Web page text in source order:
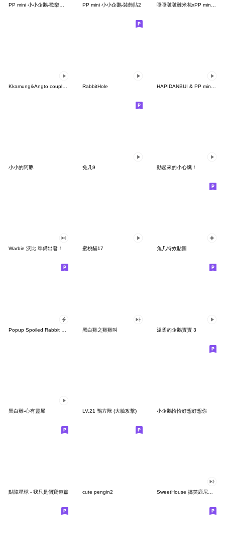
PP mini 小小企鵝-歡樂動物園派對 PP mini 小小企鵝-裝飾貼2 嗶嗶啵啵雞米花xPP mini 小小企鵝
RabbitHole
小小的阿豚 兔几9 動起來的小心臟！
Warbie 沃比 準備出發！ 蜜桃貓17 兔几特效貼圖
黑白雞之雞雞叫 溫柔的企鵝寶寶 3
黑白雞-心有靈犀 LV.21 鴨方獸 (大臉攻擊) 小企鵝恰恰好想好想你
點陣星球 - 我只是個寶包篇 cute pengin2 SweetHouse 搞笑鹿尼唱唱跳跳